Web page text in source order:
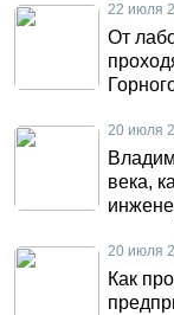
22 июля
От
20 июля
века,
20 июля
Как